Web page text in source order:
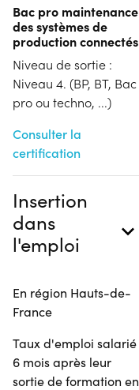
Bac pro maintenance
des systèmes de
production connectés
Niveau de sortie :
Niveau 4. (BP, BT, Bac
pro ou techno, ...)
Consulter la
certification
Insertion
dans
l'emploi
En région Hauts-de-
France
Taux d'emploi salarié
6 mois après leur
sortie de formation en